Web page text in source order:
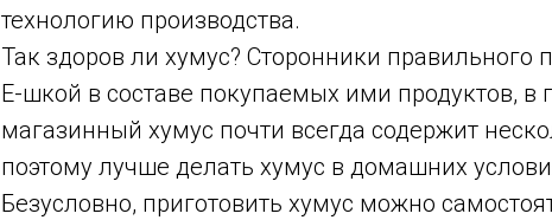
технологию производства.
Так здоров ли хумус? Сторонники правильного
Е-шкой в составе покупаемых ими продуктов, в
магазинный хумус почти всегда содержит
поэтому лучше делать хумус в домашних
Безусловно, приготовить хумус можно